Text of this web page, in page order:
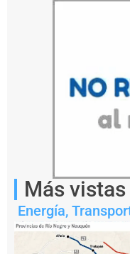
Notas
Más vistas
Energía,